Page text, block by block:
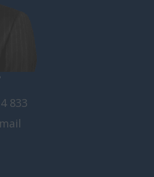
833